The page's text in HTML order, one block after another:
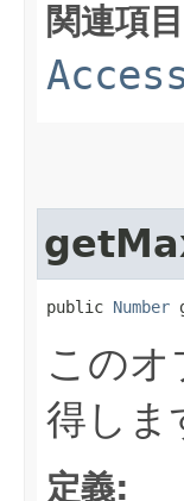
関連項
public Number
この
得しま
定義: